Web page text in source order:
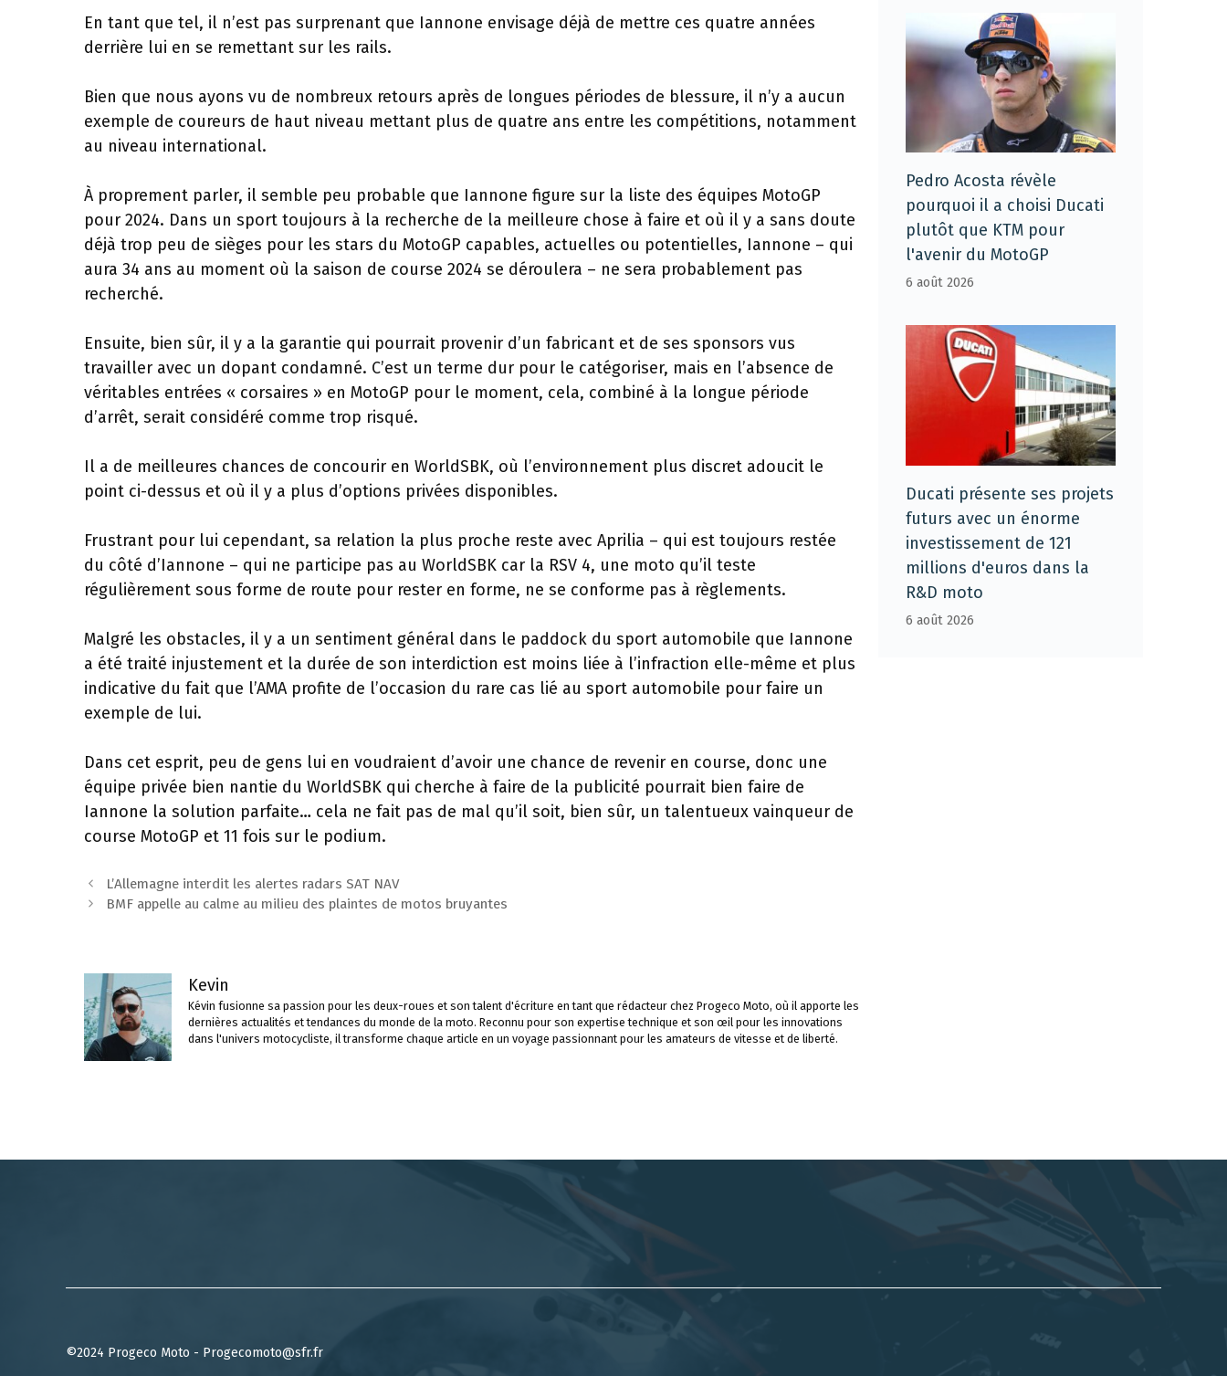
En tant que tel, il n’est pas surprenant que Iannone envisage déjà de mettre ces quatre années
derrière lui en se remettant sur les rails.
Bien que nous ayons vu de nombreux retours après de longues périodes de blessure, il n’y a aucun
exemple de coureurs de haut niveau mettant plus de quatre ans entre les compétitions, notamment
au niveau international.
À proprement parler, il semble peu probable que Iannone figure sur la liste des équipes MotoGP
pour 2024. Dans un sport toujours à la recherche de la meilleure chose à faire et où il y a sans doute
déjà trop peu de sièges pour les stars du MotoGP capables, actuelles ou potentielles, Iannone – qui
aura 34 ans au moment où la saison de course 2024 se déroulera – ne sera probablement pas
recherché.
Ensuite, bien sûr, il y a la garantie qui pourrait provenir d’un fabricant et de ses sponsors vus
travailler avec un dopant condamné. C’est un terme dur pour le catégoriser, mais en l’absence de
véritables entrées « corsaires » en MotoGP pour le moment, cela, combiné à la longue période
d’arrêt, serait considéré comme trop risqué.
Il a de meilleures chances de concourir en WorldSBK, où l’environnement plus discret adoucit le
point ci-dessus et où il y a plus d’options privées disponibles.
Frustrant pour lui cependant, sa relation la plus proche reste avec Aprilia – qui est toujours restée
du côté d’Iannone – qui ne participe pas au WorldSBK car la RSV 4, une moto qu’il teste
régulièrement sous forme de route pour rester en forme, ne se conforme pas à règlements.
Malgré les obstacles, il y a un sentiment général dans le paddock du sport automobile que Iannone
a été traité injustement et la durée de son interdiction est moins liée à l’infraction elle-même et plus
indicative du fait que l’AMA profite de l’occasion du rare cas lié au sport automobile pour faire un
exemple de lui.
Dans cet esprit, peu de gens lui en voudraient d’avoir une chance de revenir en course, donc une
équipe privée bien nantie du WorldSBK qui cherche à faire de la publicité pourrait bien faire de
Iannone la solution parfaite… cela ne fait pas de mal qu’il soit, bien sûr, un talentueux vainqueur de
course MotoGP et 11 fois sur le podium.
Navigation
des
L’Allemagne interdit les alertes radars SAT NAV
BMF appelle au calme au milieu des plaintes de motos bruyantes
Kevin
Kévin fusionne sa passion pour les deux-roues et son talent d'écriture en tant que rédacteur chez Progeco Moto, où il apporte les
dernières actualités et tendances du monde de la moto. Reconnu pour son expertise technique et son œil pour les innovations
dans l'univers motocycliste, il transforme chaque article en un voyage passionnant pour les amateurs de vitesse et de liberté.
Pedro Acosta révèle
pourquoi il a choisi Ducati
plutôt que KTM pour
l'avenir du MotoGP
6 août 2026
Ducati présente ses projets
futurs avec un énorme
investissement de 121
millions d'euros dans la
R&D moto
6 août 2026
©2024 Progeco Moto - Progecomoto@sfr.fr